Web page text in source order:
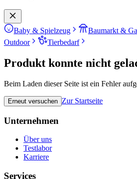
Baby & Spielzeug Baumarkt &
Outdoor
Tierbedarf
Produkt konnte nicht
Beim Laden dieser Seite ist ein Fehler
Erneut versuchen Zur Startseite
Unternehmen
Über uns
Testlabor
Karriere
Services